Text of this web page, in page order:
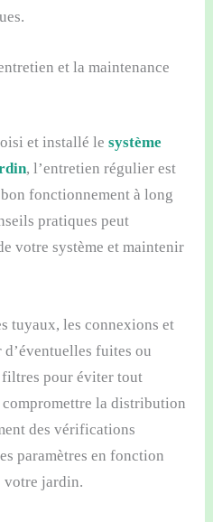
et la maintenance
et installé le système
, l’entretien régulier est
fonctionnement à long
pratiques peut
votre système et maintenir
tuyaux, les connexions et
fuites ou
pour éviter tout
la distribution
des vérifications
paramètres en fonction
votre jardin.